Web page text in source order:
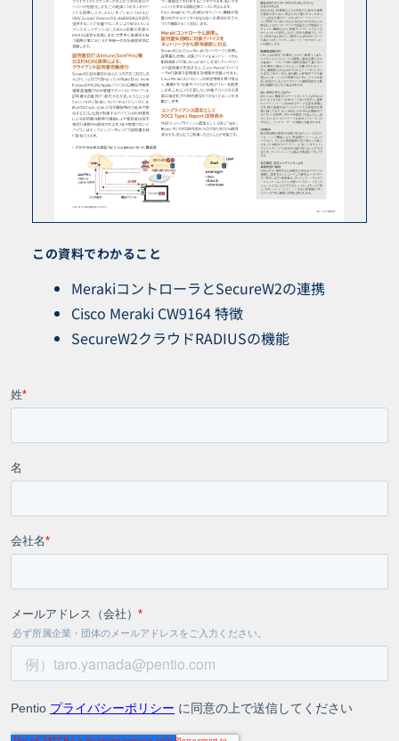
この資料でわかること
MerakiコントローラとSecureW2の連携
Cisco Meraki CW9164 特徴
SecureW2クラウドRADIUSの機能